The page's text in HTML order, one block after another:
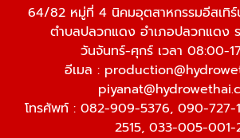
64/82 หมู่ที่ 4 นิคมอุตสาหกรรมอีสเทิร์
ตำบลปลวกแดง อำเภอปลวกแดง
วันจันทร์-ศุกร์ เวลา 08:00-
อีเมล :
โทรศัพท์ : 082-909-5376, 090-727-
2515, 033-005-001-